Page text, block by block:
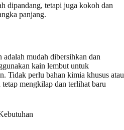
dipandang, tetapi juga kokoh dan
panjang.
adalah mudah dibersihkan dan
kain lembut untuk
Tidak perlu bahan kimia khusus atau
mengkilap dan terlihat baru